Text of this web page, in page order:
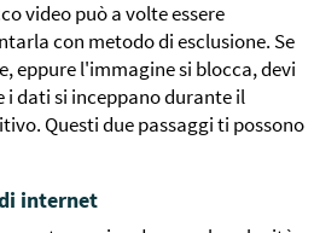
video può a volte essere
con metodo di esclusione. Se
eppure l'immagine si blocca, devi
dati si inceppano durante il
Questi due passaggi ti possono
internet